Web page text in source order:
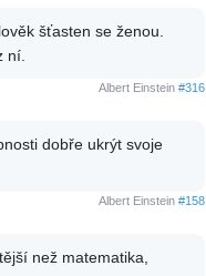
šťasten se ženou.
ní.
Albert Einstein #316
dobře ukrýt svoje
Albert Einstein #158
než matematika,